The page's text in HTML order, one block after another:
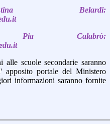
Belardi:
Pia Calabrò:
alle scuole secondarie saranno
apposito portale del Ministero
informazioni saranno fornite